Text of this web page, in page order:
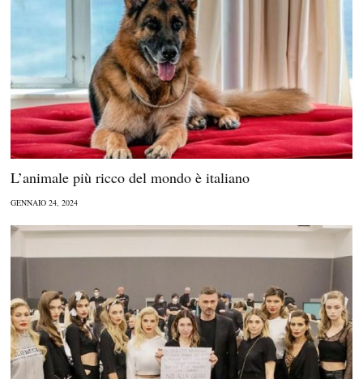
L’animale più ricco del mondo è italiano
GENNAIO 24, 2024